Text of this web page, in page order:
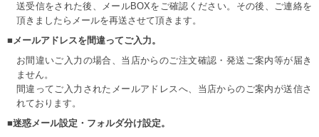
送受信をされた後、メールBOXをご確認ください。その後、ご連絡を
頂きましたらメールを再送させて頂きます。
■メールアドレスを間違ってご入力。
お間違いご入力の場合、当店からのご注文確認・発送ご案内等が届き
ません。
間違ってご入力されたメールアドレスへ、当店からのご案内が送信さ
れております。
■迷惑メール設定・フォルダ分け設定。